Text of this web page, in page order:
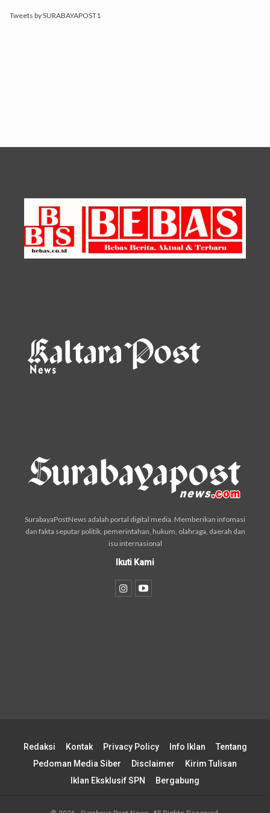
Tweets by SURABAYAPOST1
SurabayaPostNews adalah portal digital media. Memberikan infomasi
dan fakta seputar politik, pemerintahan, hukum, olahraga, daerah dan
isu internasional
Ikuti Kami
Redaksi Kontak Privacy Policy Info Iklan
Tentang
Pedoman Media Siber
Disclaimer
Kirim Tulisan
Iklan Eksklusif SPN
Bergabung